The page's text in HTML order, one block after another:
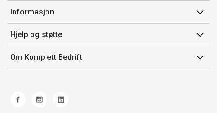
Min side
Ordreoversikt
Mine produkter
Informasjon
Salgsbetingelser
Avtalevilkår for Komplett Bedrift Pluss
Produsenter
Hjelp og støtte
Kontakt oss
Retur
Ofte stilte spørsmål
Om Komplett Bedrift